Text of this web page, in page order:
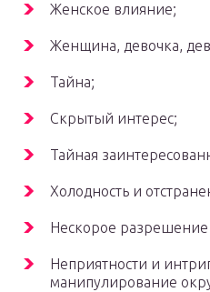
Женское влияние;
Женщина, девочка,
Тайна;
Скрытый интерес;
Тайная
Холодность и
Нескорое разрешение
Неприятности и
манипулирование